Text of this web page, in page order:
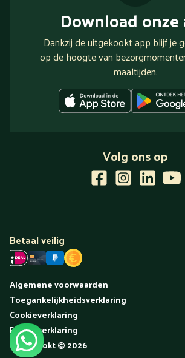
Download onze
Dankzij de uitgekookt app blijf je
op de hoogte van
maaltijden.
Volg ons op
Betaal veilig
Algemene voorwaarden
Toegankelijkheidsverklaring
Cookieverklaring
Privacyverklaring
Uitgekookt© 2026